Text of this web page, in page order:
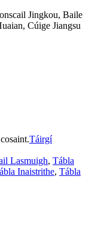
Jingkou, Baile
Cúige Jiangsu
Táirgí
Lasmuigh, Tábla
Inaistrithe, Tábla